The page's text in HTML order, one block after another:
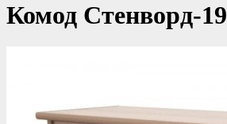
Комод Стенворд-19